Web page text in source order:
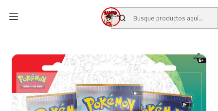
PREVENTAS TCG PREVENTAS POKEMON TCG
Pokémon TCG 30th Tech Sticker Exeggutor (Inglés)